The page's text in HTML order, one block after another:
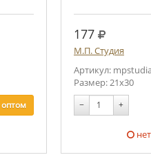
оптом
177 руб.
М.П. Студия
Артикул:
Размер: 21х30
− +